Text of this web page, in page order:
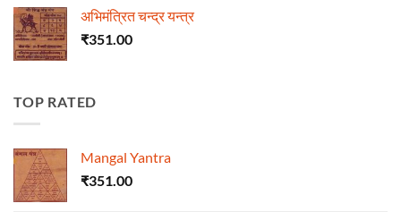
अभिमंत्रित चन्द्र यन्त्र
₹351.00
TOP RATED
Mangal Yantra
₹351.00